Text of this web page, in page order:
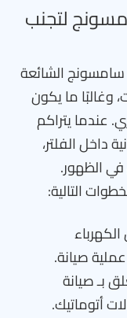
لتجنب
سامسونج الشائعة
وغالبًا ما يكون
عندما يتراكم
داخل الفلتر،
الظهور.
التالية:
صيانة.
بـ صيانة
أتوماتيك.